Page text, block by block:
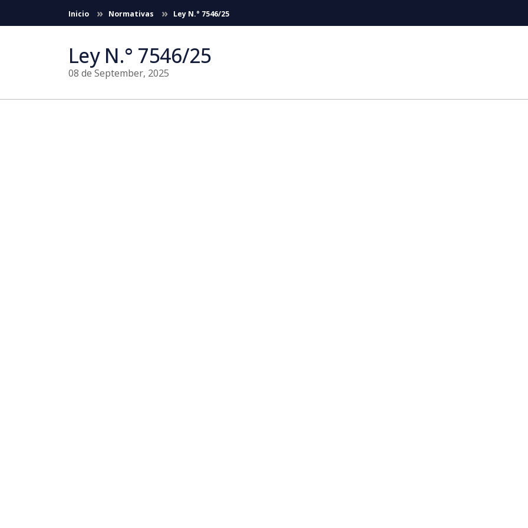
Skip to Main Content
Inicio Normativas Ley N.° 7546/25
Ley N.° 7546/25
08 de September, 2025